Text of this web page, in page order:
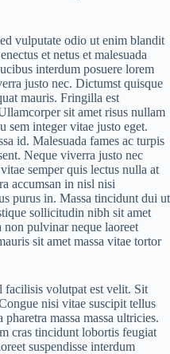
vulputate odio ut enim blandit
et netus et malesuada
interdum posuere lorem
justo nec. Dictumst quisque
mauris. Fringilla est
sit amet risus nullam
sem integer vitae justo eget.
id. Malesuada fames ac turpis
Neque viverra justo nec
semper quis lectus nulla at
accumsan in nisl nisi
purus in. Massa tincidunt dui ut
sollicitudin nibh sit amet
pulvinar neque laoreet
sit amet massa vitae tortor
facilisis volutpat est velit. Sit
nisi vitae suscipit tellus
massa massa ultricies.
cras tincidunt lobortis feugiat
suspendisse interdum